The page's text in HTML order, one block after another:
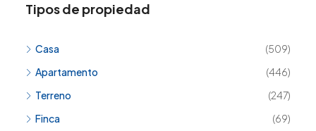
Tipos de propiedad
Casa
(509)
Apartamento
(446)
Terreno
(247)
Finca
(69)